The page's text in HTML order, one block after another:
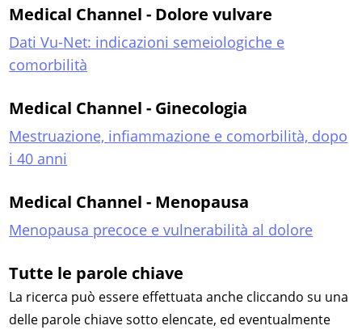
Medical Channel - Dolore vulvare
Dati Vu-Net: indicazioni semeiologiche e
comorbilità
Medical Channel - Ginecologia
Mestruazione, infiammazione e comorbilità, dopo
i 40 anni
Medical Channel - Menopausa
Menopausa precoce e vulnerabilità al dolore
Tutte le parole chiave
La ricerca può essere effettuata anche cliccando su una
delle parole chiave sotto elencate, ed eventualmente